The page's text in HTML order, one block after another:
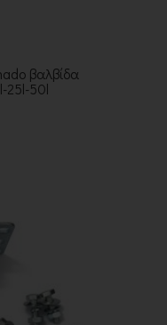
βαλβίδα
25l-50l